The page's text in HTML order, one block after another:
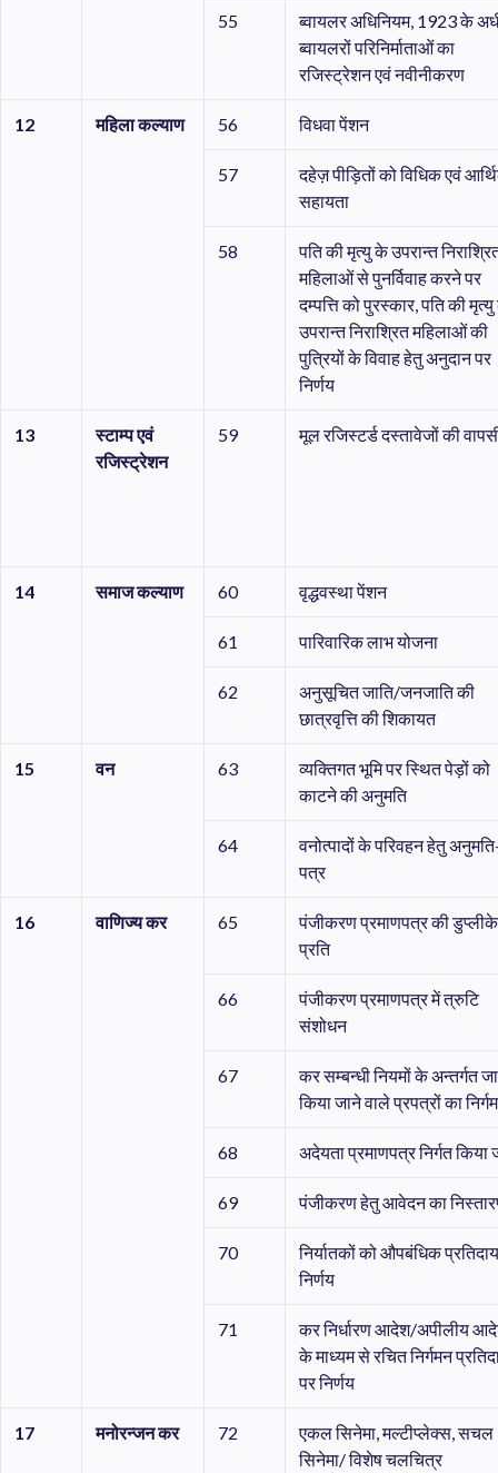
55
ब्वायलर अधिनियम, 1923 के
ब्वायलरों परिनिर्माताओं का
रजिस्ट्रेशन एवं नवीनीकरण
12 महिलाकल्याण 56 विधवा पेंशन
57
दहेज़ पीड़ितों को विधिक एवं
सहायता
58
पति की मृत्यु के उपरान्त
महिलाओं से पुनर्विवाह करने पर
दम्पत्ति को पुरस्कार, पति की
उपरान्त निराश्रित महिलाओं की
पुत्रियों के विवाह हेतु अनुदान पर
निर्णय
13 स्टाम्पएवं
रजिस्ट्रेशन
59 मूल रजिस्टर्ड दस्तावेजों की
14 समाजकल्याण 60 वृद्धवस्था पेंशन
61 पारिवारिक लाभ योजना
62
अनुसूचित जाति/जनजाति की
छात्रवृत्ति की शिकायत
15 वन 63
व्यक्तिगत भूमि पर स्थित पेड़ों को
काटने की अनुमति
64
वनोत्पादों के परिवहन हेतु
पत्र
16 वाणिज्यकर 65
पंजीकरण प्रमाणपत्र की
प्रति
66
पंजीकरण प्रमाणपत्र में त्रुटि
संशोधन
67
कर सम्बन्धी नियमों के अन्तर्गत
किया जाने वाले प्रपत्रों का
68 अदेयता प्रमाणपत्र निर्गत किया
69 पंजीकरण हेतु आवेदन का
70
निर्यातकों को औपबंधिक
निर्णय
71
कर निर्धारण आदेश/अपीलीय
के माध्यम से रचित निर्गमन
पर निर्णय
17 मनोरन्जनकर 72
एकल सिनेमा, मल्टीप्लेक्स, सचल
सिनेमा/ विशेष चलचित्र